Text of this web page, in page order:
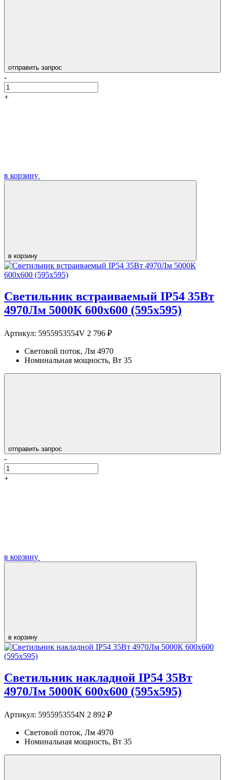
отправить запрос
-
+
в корзину
в корзину
Светильник встраиваемый IP54 35Вт
4970Лм 5000К 600х600 (595х595)
Артикул: 5955953554V 2 796 ₽
Световой поток, Лм 4970
Номинальная мощность, Вт 35
отправить запрос
-
+
в корзину
в корзину
Светильник накладной IP54 35Вт
4970Лм 5000К 600х600 (595х595)
Артикул: 5955953554N 2 892 ₽
Световой поток, Лм 4970
Номинальная мощность, Вт 35